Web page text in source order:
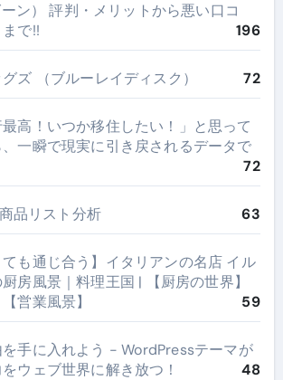
ン） 評判・メリットから悪い口コ
で!!
196
ズ （ブルーレイディスク） 72
最高！いつか移住したい！」と思って
一瞬で現実に引き戻されるデータで
72
品リスト分析 63
ても通じ合う】イタリアンの名店 イル
房風景｜料理王国 | 【厨房の世界】
営業風景】
59
手に入れよう - WordPressテーマが
ウェブ世界に解き放つ！
48